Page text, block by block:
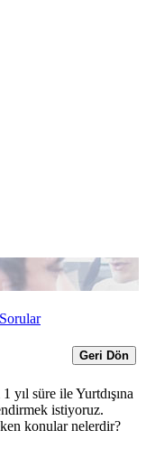
Geri Dön
yıl süre ile Yurtdışına
istiyoruz.
konular nelerdir?